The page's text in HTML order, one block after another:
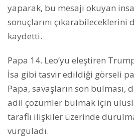
yaparak, bu mesajı okuyan
sonuçlarını çıkarabileceklerini
kaydetti.
Papa 14. Leo’yu eleştiren
İsa gibi tasvir edildiği görseli
Papa, savaşların son bulması,
adil çözümler bulmak için
taraflı ilişkiler üzerinde
vurguladı.